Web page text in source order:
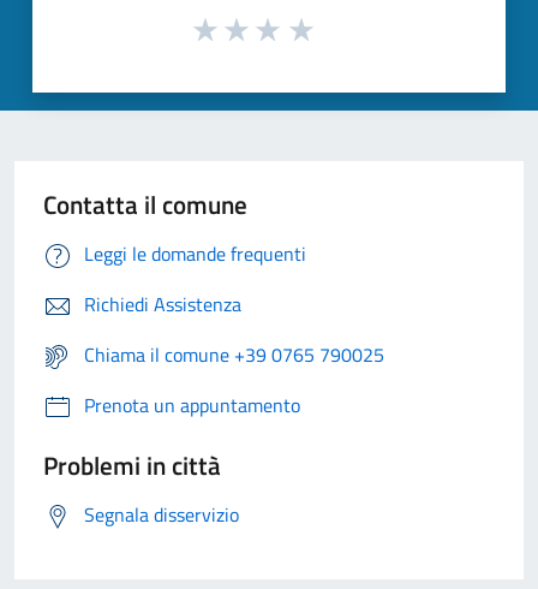
Contatta il comune
Leggi le domande frequenti
Richiedi Assistenza
Chiama il comune +39 0765 790025
Prenota un appuntamento
Problemi in città
Segnala disservizio